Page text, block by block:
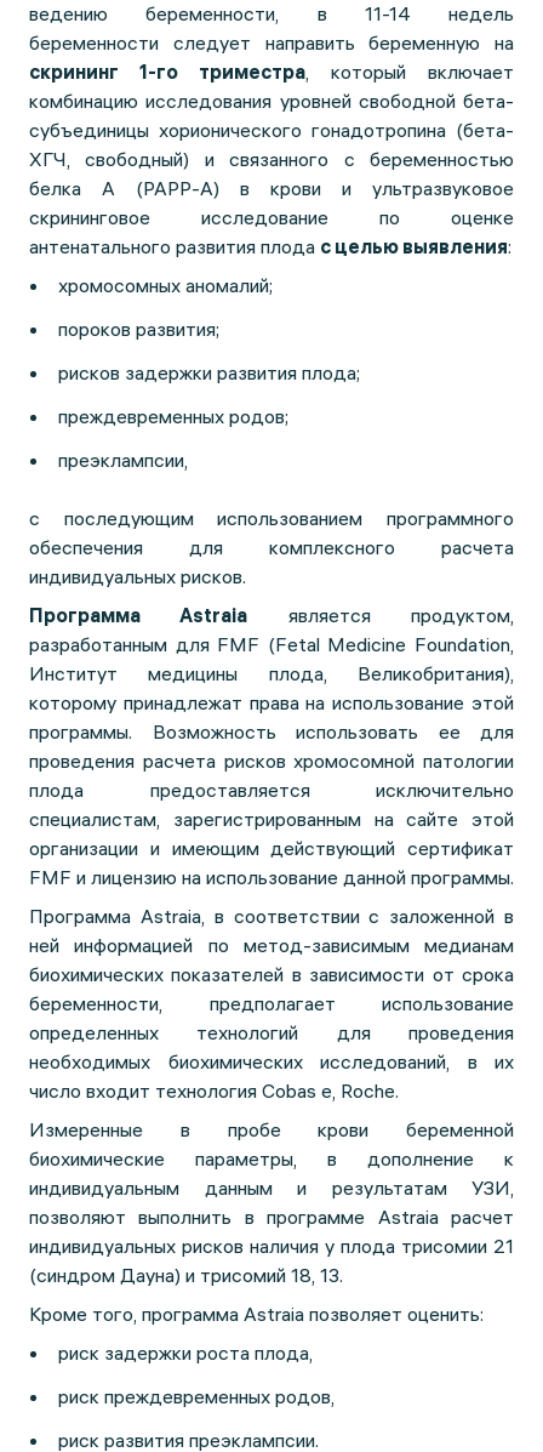
ведению беременности, в 11-14 недель
беременности следует направить беременную на
скрининг 1-го триместра, который включает
комбинацию исследования уровней свободной бета-
субъединицы хорионического гонадотропина (бета-
ХГЧ, свободный) и связанного с беременностью
белка А (РАРР-А) в крови и ультразвуковое
скрининговое исследование по оценке
антенатального развития плода с целью выявления:
хромосомных аномалий;
пороков развития;
рисков задержки развития плода;
преждевременных родов;
преэклампсии,
с последующим использованием программного
обеспечения для комплексного расчета
индивидуальных рисков.
Программа Astraia является продуктом,
разработанным для FMF (Fetal Medicine Foundation,
Институт медицины плода, Великобритания),
которому принадлежат права на использование этой
программы. Возможность использовать ее для
проведения расчета рисков хромосомной патологии
плода предоставляется исключительно
специалистам, зарегистрированным на сайте этой
организации и имеющим действующий сертификат
FMF и лицензию на использование данной программы.
Программа Astraia, в соответствии с заложенной в
ней информацией по метод-зависимым медианам
биохимических показателей в зависимости от срока
беременности, предполагает использование
определенных технологий для проведения
необходимых биохимических исследований, в их
число входит технология Cobas е, Roche.
Измеренные в пробе крови беременной
биохимические параметры, в дополнение к
индивидуальным данным и результатам УЗИ,
позволяют выполнить в программе Astraia расчет
индивидуальных рисков наличия у плода трисомии 21
(синдром Дауна) и трисомий 18, 13.
Кроме того, программа Astraia позволяет оценить:
риск задержки роста плода,
риск преждевременных родов,
риск развития преэклампсии.